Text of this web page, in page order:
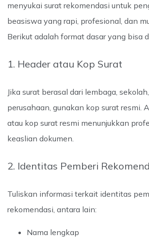
menyukai surat rekomendasi untuk
beasiswa yang rapi, profesional, dan
Berikut adalah format dasar yang bisa
1. Header atau Kop Surat
Jika surat berasal dari lembaga,
perusahaan, gunakan kop surat resmi.
atau kop surat resmi menunjukkan
keaslian dokumen.
2. Identitas Pemberi
Tuliskan informasi terkait identitas
rekomendasi, antara lain:
Nama lengkap